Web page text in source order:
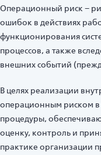
Операционный риск –
ошибок в действиях
функционирования
процессов, а также
внешних событий
В целях реализации
операционным риском в
процедуры,
оценку, контроль и
практике организации